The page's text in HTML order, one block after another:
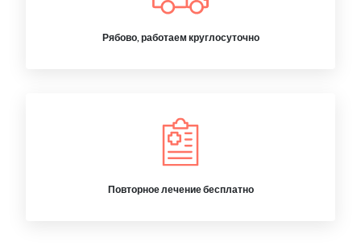
Рябово, работаем круглосуточно
Повторное лечение бесплатно